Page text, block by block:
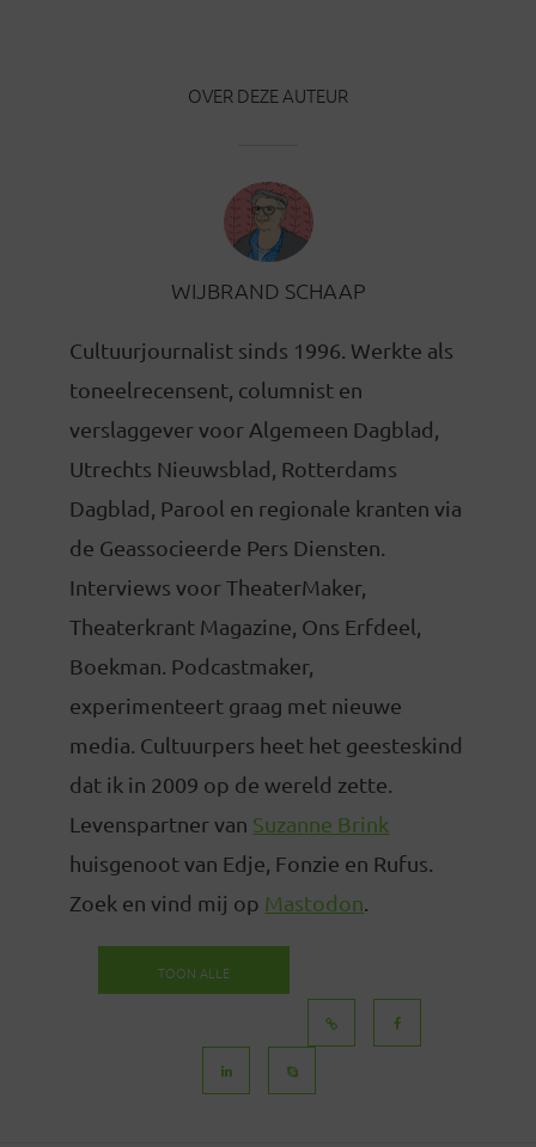
OVER DEZE AUTEUR
WIJBRAND SCHAAP
Cultuurjournalist sinds 1996. Werkte als
toneelrecensent, columnist en
verslaggever voor Algemeen Dagblad,
Utrechts Nieuwsblad, Rotterdams
Dagblad, Parool en regionale kranten via
de Geassocieerde Pers Diensten.
Interviews voor TheaterMaker,
Theaterkrant Magazine, Ons Erfdeel,
Boekman. Podcastmaker,
experimenteert graag met nieuwe
media. Cultuurpers heet het geesteskind
dat ik in 2009 op de wereld zette.
Levenspartner van Suzanne Brink
huisgenoot van Edje, Fonzie en Rufus.
Zoek en vind mij op Mastodon
TOON ALLE